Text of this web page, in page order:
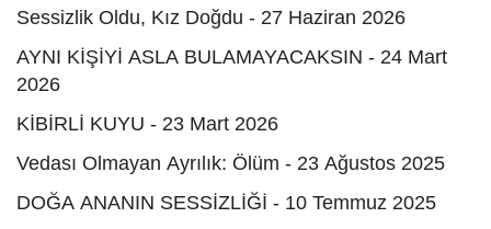
Sessizlik Oldu, Kız Doğdu - 27 Haziran 2026
AYNI KİŞİYİ ASLA BULAMAYACAKSIN - 24 Mart
2026
KİBİRLİ KUYU - 23 Mart 2026
Vedası Olmayan Ayrılık: Ölüm - 23 Ağustos 2025
DOĞA ANANIN SESSİZLİĞİ - 10 Temmuz 2025